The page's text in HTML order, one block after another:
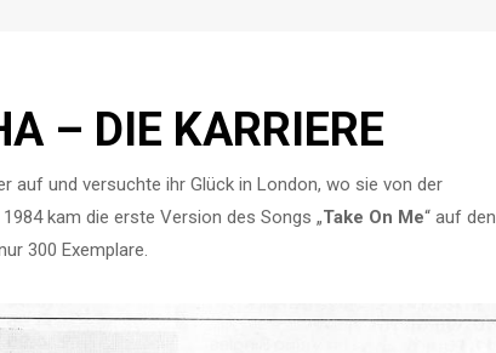
– DIE KARRIERE
auf und versuchte ihr Glück in London, wo sie von der
kam die erste Version des Songs „Take On Me“ auf den
300 Exemplare.